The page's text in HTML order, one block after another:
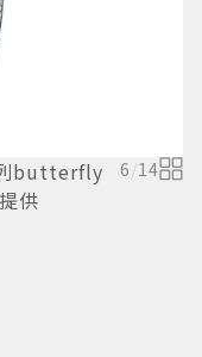
butterfly
供
6/14